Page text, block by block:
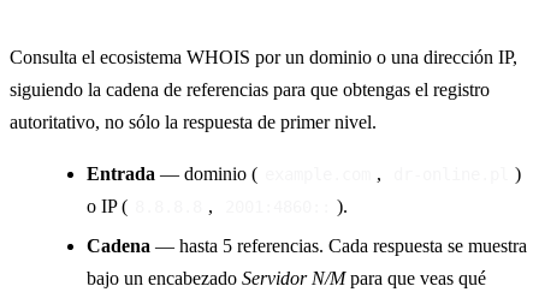
Consulta el ecosistema WHOIS por un dominio o una dirección IP,
siguiendo la cadena de referencias para que obtengas el registro
autoritativo, no sólo la respuesta de primer nivel.
Entrada — dominio ( ,
)
o IP (
,
).
Cadena — hasta 5 referencias. Cada respuesta se muestra
bajo un encabezado Servidor N/Mpara que veas qué